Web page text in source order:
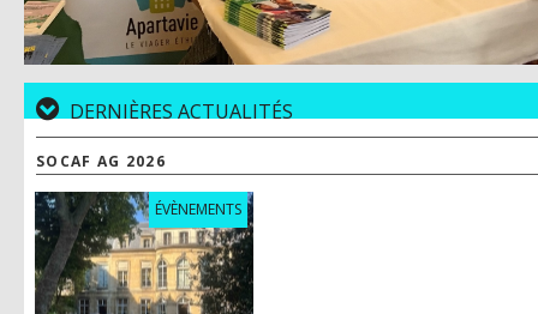
SIMULATEUR DE VIAGER
CONTACT
SE CONNECTER
S'INSCRIRE
DERNIÈRES ACTUALITÉS
SOCAF AG 2026
ÉVÈNEMENTS